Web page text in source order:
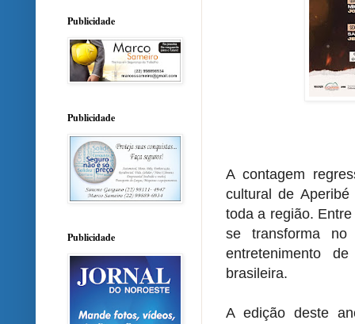
A contagem
cultural de
toda a região.
se transforma no
entretenimento
brasileira.
A edição deste
Publicidade
Publicidade
Publicidade